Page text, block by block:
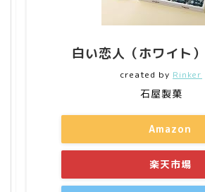
白い恋人（ホワイト
created by Rinker
石屋製菓
Amazon
楽天市場